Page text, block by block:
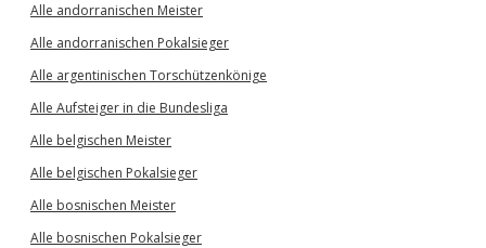
Alle andorranischen Meister
Alle andorranischen Pokalsieger
Alle argentinischen Torschützenkönige
Alle Aufsteiger in die Bundesliga
Alle belgischen Meister
Alle belgischen Pokalsieger
Alle bosnischen Meister
Alle bosnischen Pokalsieger